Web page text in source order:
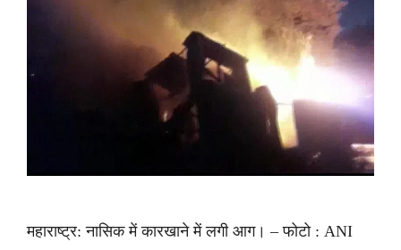
महाराष्ट्र: नासिक में कारखाने में लगी आग। – फोटो : ANI